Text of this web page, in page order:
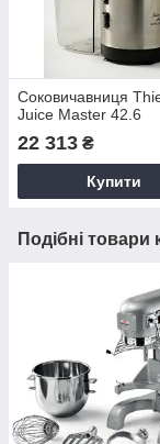
Соковичавниця
Juice Master 42.6
22 313 ₴
Купити
Подібні товари